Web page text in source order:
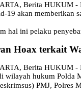
Berita HUKUM -
19 akan memberikan
hal ini pelaku
Hoax terkait
Berita HUKUM -
wilayah hukum Polda
PMJ, Polres